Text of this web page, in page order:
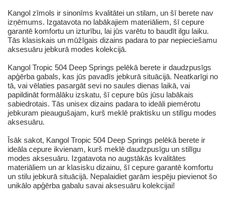
Kangol zīmols ir sinonīms kvalitātei un stilam, un šī berete nav
izņēmums. Izgatavota no labākajiem materiāliem, šī cepure
garantē komfortu un izturību, lai jūs varētu to baudīt ilgu laiku.
Tās klasiskais un mūžīgais dizains padara to par nepieciešamu
aksesuāru jebkurā modes kolekcijā.
Kangol Tropic 504 Deep Springs pelēkā berete ir daudzpusīgs
apģērba gabals, kas jūs pavadīs jebkurā situācijā. Neatkarīgi no
tā, vai vēlaties pasargāt sevi no saules dienas laikā, vai
papildināt formālāku izskatu, šī cepure būs jūsu labākais
sabiedrotais. Tās unisex dizains padara to ideāli piemērotu
jebkuram pieaugušajam, kurš meklē praktisku un stilīgu modes
aksesuāru.
Īsāk sakot, Kangol Tropic 504 Deep Springs pelēkā berete ir
ideāla cepure ikvienam, kurš meklē daudzpusīgu un stilīgu
modes aksesuāru. Izgatavota no augstākās kvalitātes
materiāliem un ar klasisku dizainu, šī cepure garantē komfortu
un stilu jebkurā situācijā. Nepalaidiet garām iespēju pievienot šo
unikālo apģērba gabalu savai aksesuāru kolekcijai!